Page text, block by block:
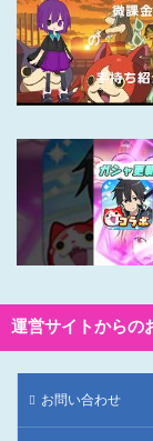
運営サイトからの
お問い合わせ